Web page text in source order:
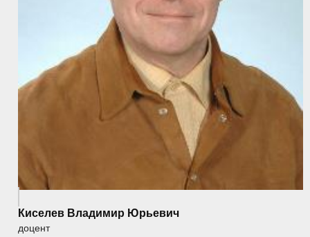
Киселев Владимир Юрьевич
доцент